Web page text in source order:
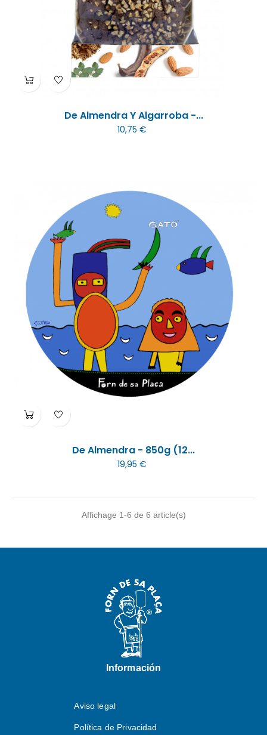
De Almendra Y Algarroba -...
10,75 €
De Almendra - 850g (12...
19,95 €
Affichage 1-6 de 6 article(s)
Información
Aviso legal
Política de Privacidad